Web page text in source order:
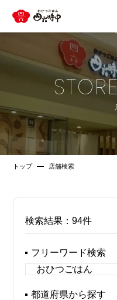
トップ 店舗検索
検索結果：94件
フリーワード検索
都道府県から探す